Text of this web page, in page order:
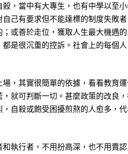
，當中有大專生，也有中學以至
己有要求但不能達標的制度失敗
或善於走位，獲取人生最大機遇的
是很沉重的控訴。社會上的每個
，其實很簡單的依據，看看教育
就可判斷一切。甚麼政策的改良
自殺或飽受困擾煎熬的人愈多，
執行者，不用扮高深，也不用賣認